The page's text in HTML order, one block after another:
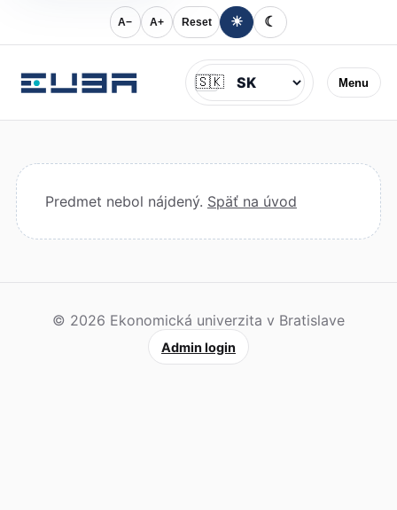
A− A+ Reset ☀ ☾
Menu
Jazyk
🇸🇰
Predmet nebol nájdený. Späť na úvod
© 2026 Ekonomická univerzita v Bratislave
Admin login